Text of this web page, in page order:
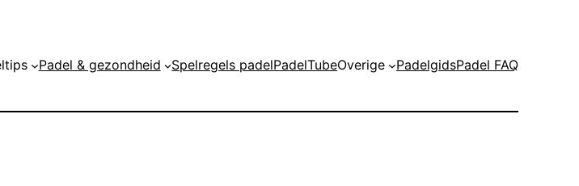
Padel & gezondheid Spelregels padelPadelTubeOverige PadelgidsPadel FAQ